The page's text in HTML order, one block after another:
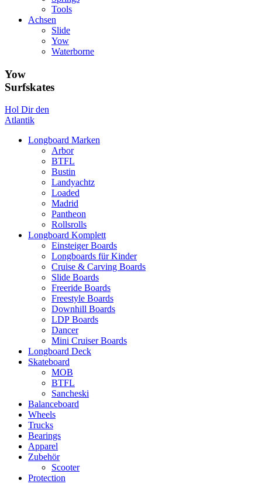
Tools
Achsen
Slide
Yow
Waterborne
Yow
Surfskates
Hol Dir den
Atlantik
Longboard Marken
Arbor
BTFL
Bustin
Landyachtz
Loaded
Madrid
Pantheon
Rollsrolls
Longboard Komplett
Einsteiger Boards
Longboards für Kinder
Cruise & Carving Boards
Slide Boards
Freeride Boards
Freestyle Boards
Downhill Boards
LDP Boards
Dancer
Mini Cruiser Boards
Longboard Deck
Skateboard
MOB
BTFL
Sancheski
Balanceboard
Wheels
Trucks
Bearings
Apparel
Zubehör
Scooter
Protection